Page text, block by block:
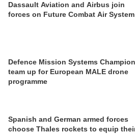
Dassault Aviation and Airbus join
forces on Future Combat Air System
Defence Mission Systems
team up for European MALE drone
programme
Spanish and German armed forces
choose Thales rockets to equip